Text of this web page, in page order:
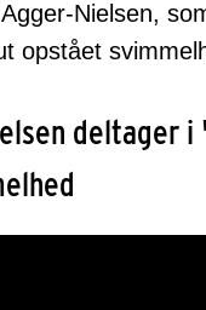
Nielsen,
opstået
deltager